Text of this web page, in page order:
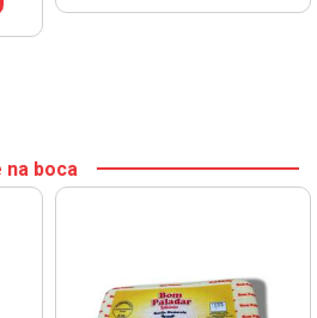
na boca